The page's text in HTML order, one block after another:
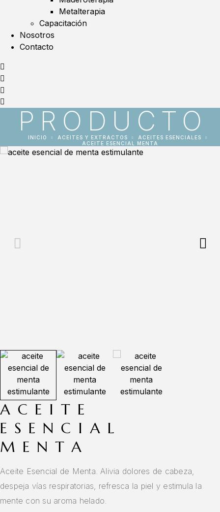
Metalterapia
Capacitación
Nosotros
Contacto
PRODUCTO
INICIO ACEITES Y EXTRACTOS
ACEITES ESENCIALES
ACEITE ESENCIAL MENTA
ACEITE
ESENCIAL
MENTA
Aceite Esencial de Menta. Alivia dolores de cabeza,
despeja vías respiratorias, refresca la piel y estimula la
mente con su aroma helado.